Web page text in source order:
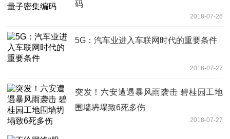
码
2018-07-26
5G：汽车业进入车联网时代的重要条件
2018-07-27
突发！六安遭遇暴风雨袭击 碧桂园工地
围墙坍塌致6死多伤
2018-07-27